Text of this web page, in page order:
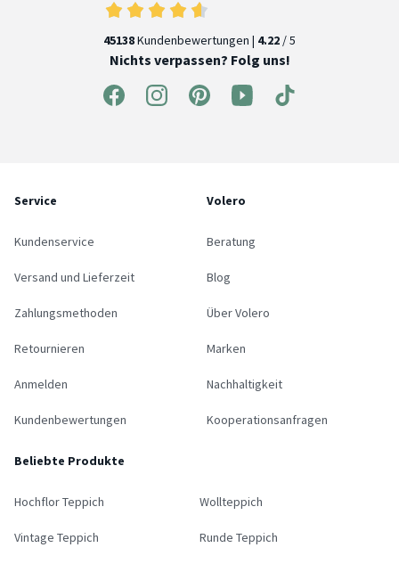
45138Kundenbewertungen | 4.22 / 5
Nichts verpassen? Folg uns!
Service
Kundenservice
Versand und Lieferzeit
Zahlungsmethoden
Retournieren
Anmelden
Kundenbewertungen
Volero
Beratung
Blog
Über Volero
Marken
Nachhaltigkeit
Kooperationsanfragen
Beliebte Produkte
Hochflor Teppich Wollteppich
Vintage Teppich Runde Teppich